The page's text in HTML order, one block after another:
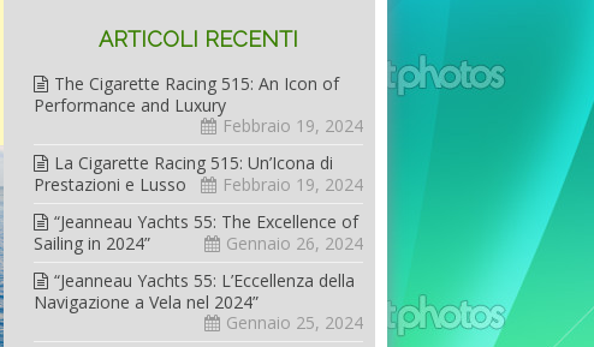
ARTICOLI RECENTI
The Cigarette Racing 515: An Icon of
Performance and Luxury
Febbraio 19, 2024
La Cigarette Racing 515: Un’Icona di
Prestazioni e Lusso
Febbraio 19, 2024
“Jeanneau Yachts 55: The Excellence of
Sailing in 2024”
Gennaio 26, 2024
“Jeanneau Yachts 55: L’Eccellenza della
Navigazione a Vela nel 2024”
Gennaio 25, 2024